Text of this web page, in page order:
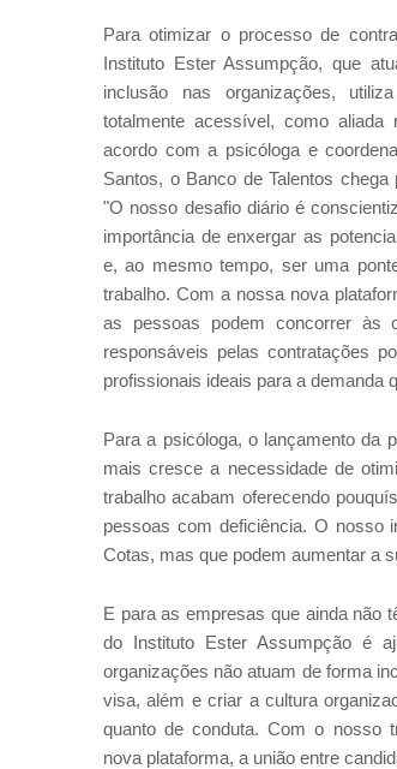
Para otimizar o processo de
Instituto Ester Assumpção, que
inclusão nas organizações,
totalmente acessível, como
acordo com a psicóloga e
Santos, o Banco de Talentos
"O nosso desafio diário é
importância de enxergar as
e, ao mesmo tempo, ser uma
trabalho. Com a nossa nova
as pessoas podem concorrer às
responsáveis pelas contratações
profissionais ideais para a demanda
Para a psicóloga, o lançamento da
mais cresce a necessidade de
trabalho acabam oferecendo
pessoas com deficiência. O nosso
Cotas, mas que podem aumentar a
E para as empresas que ainda não
do Instituto Ester Assumpção é
organizações não atuam de forma
visa, além e criar a cultura
quanto de conduta. Com o nosso
nova plataforma, a união entre